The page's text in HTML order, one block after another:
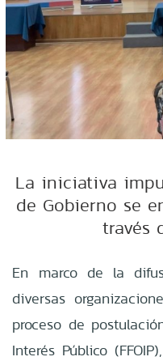
La iniciativa
de Gobierno se
través
En marco de la
diversas
proceso de
Interés Público